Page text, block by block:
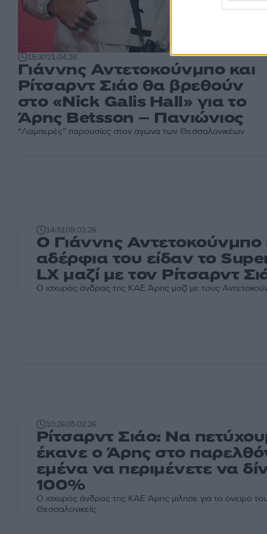
15:3021.04.26
Γιάννης Αντετοκούνμπο και
Ρίτσαρντ Σιάο θα βρεθούν
στο «Nick Galis Hall» για το
Άρης Betsson – Πανιώνιος
“Λαμπερές” παρουσίες στον αγώνα των Θεσσαλονικέων
14:5109.02.26
Ο Γιάννης Αντετοκούνμπο
αδέρφια του είδαν το
LX μαζί με τον Ρίτσαρντ
Ο ισχυρός άνδρας της ΚΑΕ Άρης μαζί με τους
10:2605.02.26
Ρίτσαρντ Σιάο: Να
έκανε ο Άρης στο
εμένα να περιμένετε να
100%
Ο ισχυρός άνδρας της ΚΑΕ Άρης μίλησε για το όνειρό
Θεσσαλονικείς